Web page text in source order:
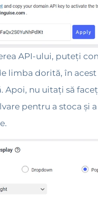
API-ului, puteți
limba dorită, în acest
Apoi, nu uitați să
pentru a stoca și